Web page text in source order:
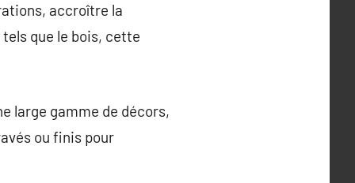
accroître la
que le bois, cette
large gamme de décors,
ou finis pour